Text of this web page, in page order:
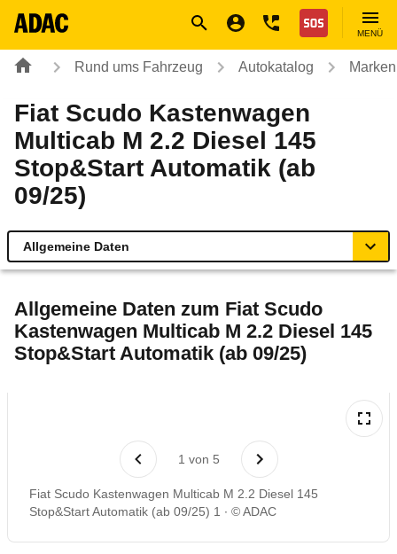
Nothilfe
MENÜ
Rund ums Fahrzeug Autokatalog
Fiat Scudo Kastenwagen
Multicab M 2.2 Diesel 145
Stop&Start Automatik (ab
09/25)
Allgemeine Daten
Technische Daten
Allgemeine Daten zum Fiat Scudo
Kastenwagen Multicab M 2.2 Diesel 145
Stop&Start Automatik (ab 09/25)
1 von 5
Fiat Scudo Kastenwagen Multicab M 2.2 Diesel 145
Stop&Start Automatik (ab 09/25) 1
© ADAC